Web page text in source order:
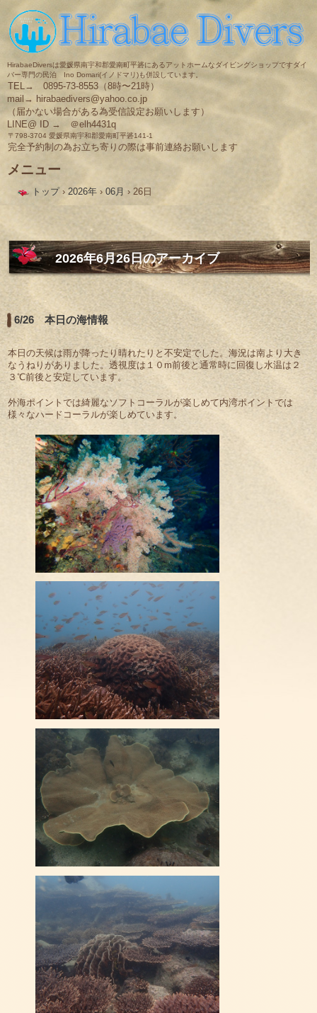
HirabaeDiversは愛媛県南宇和郡愛南町平碆にあるアットホームなダイビングショップですダイ
バー専門の民泊 Ino Domari(イノドマリ)も併設しています。
TEL→ 0895-73-8553（8時〜21時）
mail→ hirabaedivers@yahoo.co.jp
（届かない場合がある為受信設定お願いします）
LINE@ ID → ＠elh4431q
〒798-3704 愛媛県南宇和郡愛南町平碆141-1
完全予約制の為お立ち寄りの際は事前連絡お願いします
メニュー
へ
ス
キ
ッ
プ
トップ › 2026年 › 06月 › 26日
2026年6月26日のアーカイブ
6/26 本日の海情報
本日の天候は雨が降ったり晴れたりと不安定でした。海況は南より大き
なうねりがありました。透視度は１０m前後と通常時に回復し水温は２
３℃前後と安定しています。
外海ポイントでは綺麗なソフトコーラルが楽しめて内湾ポイントでは
様々なハードコーラルが楽しめています。